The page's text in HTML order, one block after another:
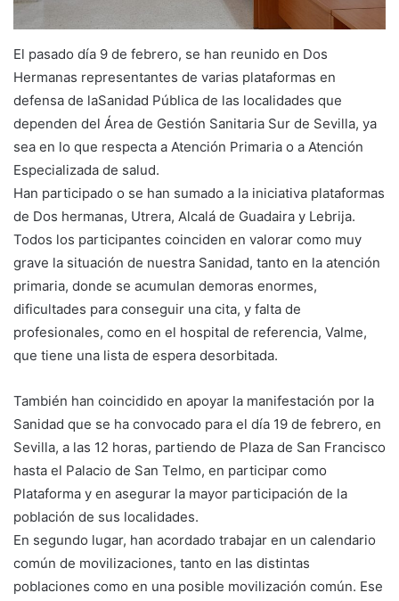
El pasado día 9 de febrero, se han reunido en Dos
Hermanas representantes de varias plataformas en
defensa de laSanidad Pública de las localidades que
dependen del Área de Gestión Sanitaria Sur de Sevilla, ya
sea en lo que respecta a Atención Primaria o a Atención
Especializada de salud.
Han participado o se han sumado a la iniciativa plataformas
de Dos hermanas, Utrera, Alcalá de Guadaira y Lebrija.
Todos los participantes coinciden en valorar como muy
grave la situación de nuestra Sanidad, tanto en la atención
primaria, donde se acumulan demoras enormes,
dificultades para conseguir una cita, y falta de
profesionales, como en el hospital de referencia, Valme,
que tiene una lista de espera desorbitada.
También han coincidido en apoyar la manifestación por la
Sanidad que se ha convocado para el día 19 de febrero, en
Sevilla, a las 12 horas, partiendo de Plaza de San Francisco
hasta el Palacio de San Telmo, en participar como
Plataforma y en asegurar la mayor participación de la
población de sus localidades.
En segundo lugar, han acordado trabajar en un calendario
común de movilizaciones, tanto en las distintas
poblaciones como en una posible movilización común. Ese